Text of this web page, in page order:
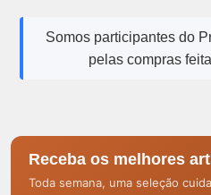
Somos participantes do
pelas compras
Receba os melhores
Toda semana, uma seleção